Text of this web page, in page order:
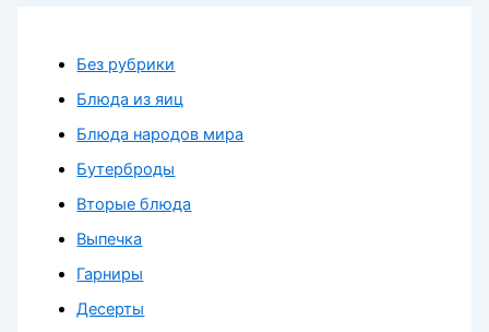
Без рубрики
Блюда из яиц
Блюда народов мира
Бутерброды
Вторые блюда
Выпечка
Гарниры
Десерты